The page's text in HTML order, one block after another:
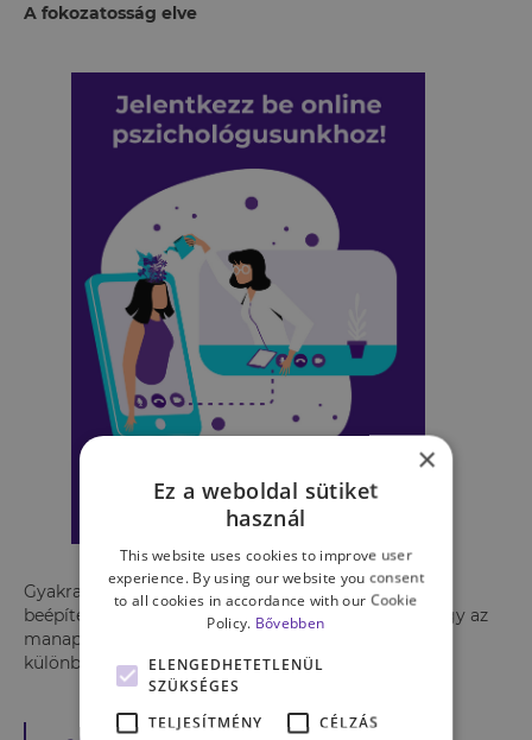
A fokozatosság elve
Gyakran ott bukik el a testmozgás életünkbe való
beépítése, hogy túl gyorsan akarunk túl sokat. Ahogy az
manapság gyakran elhangzik a közösségi média
különböző platformjain:
×
Ez a weboldal sütiket
használ
This website uses cookies to improve user
experience. By using our website you consent
to all cookies in accordance with our Cookie
Policy. Bővebben
ELENGEDHETETLENÜL
SZÜKSÉGES
TELJESÍTMÉNY
CÉLZÁS